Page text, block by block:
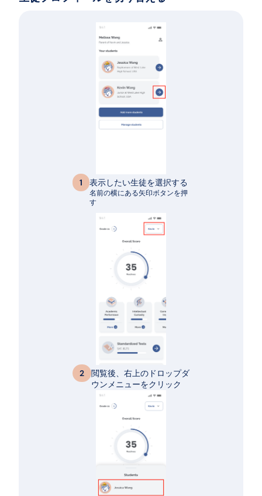
1 表示したい生徒を選択する
名前の横にある矢印ボタンを押
す
2
閲覧後、右上のドロップダ
ウンメニューをクリック